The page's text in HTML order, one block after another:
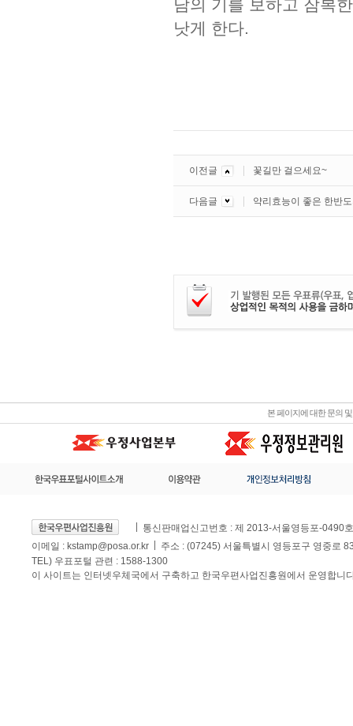
담의 기를 보하고 잠복
낫게 한다.
이전글 꽃길만 걸으세요~
다음글 약리효능이 좋은 한반
본 페이지에 대한 문의
통신판매업신고번호 : 제 2013-서울영등포-0490호
이메일 : kstamp@posa.or.kr
주소 : (07245) 서울특별시 영등포구 영중로
TEL) 우표포털 관련 : 1588-1300
이 사이트는 인터넷우체국에서 구축하고 한국우편사업진흥원에서 운영합니